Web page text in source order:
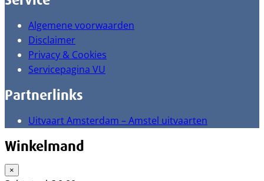
Algemene voorwaarden
Disclaimer
Privacy & Cookies
Servicepagina VU
Partnerlinks
Uitvaart Amsterdam – Amstel uitvaarten
Winkelmand
×